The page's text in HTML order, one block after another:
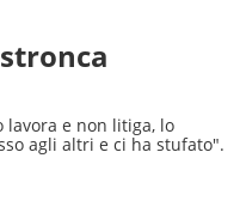
lavora e non litiga, lo
agli altri e ci ha stufato".